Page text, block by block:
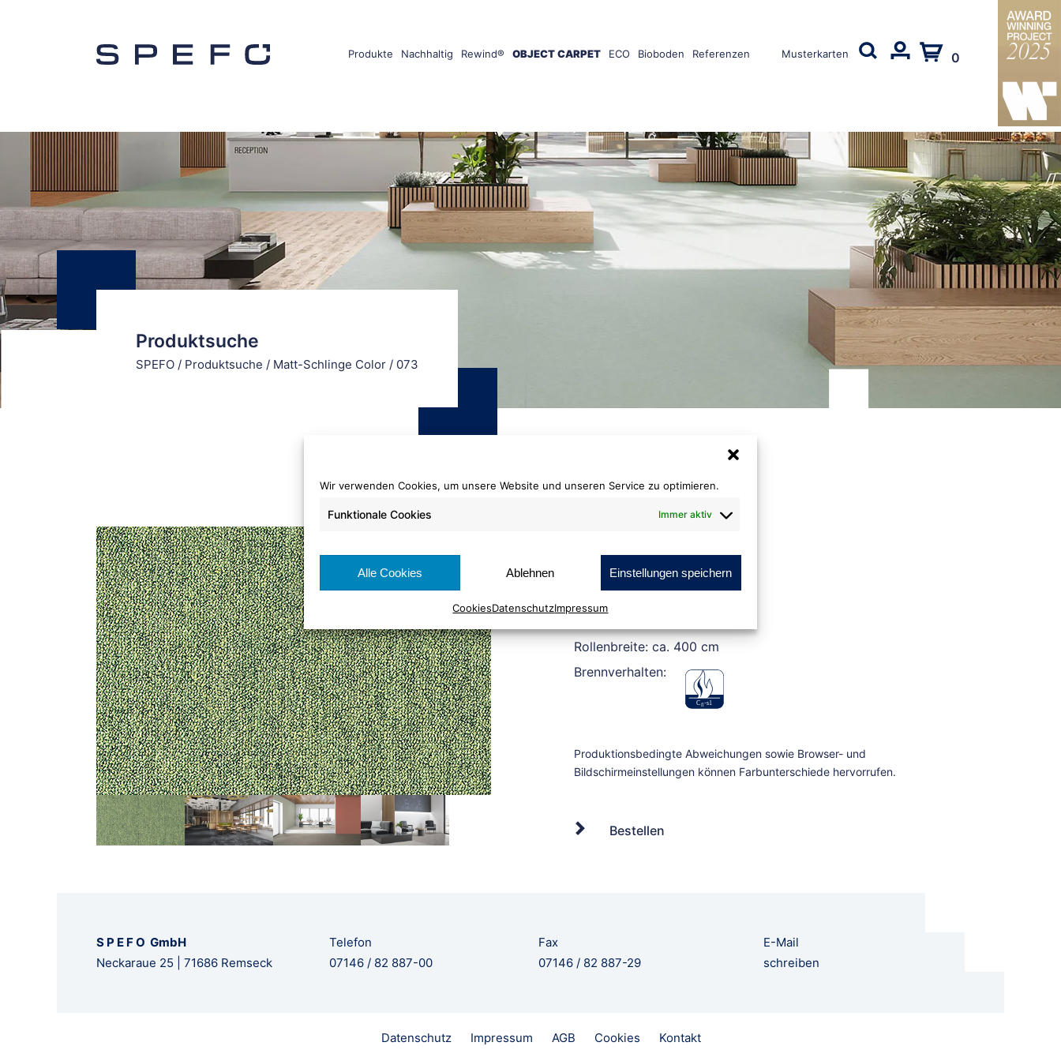
Wir verwenden Cookies, um unsere Website und unseren Service zu optimieren.
Funktionale Cookies Immer aktiv
Alle Cookies Ablehnen Einstellungen speichern
CookiesDatenschutzImpressum
Produkte Nachhaltig Rewind® OBJECT CARPET ECO Bioboden Referenzen Musterkarten 0
Produktsuche
SPEFO / Produktsuche / Matt-Schlinge Color / 073
073
Rollenbreite: ca. 400 cm
Brennverhalten:
Bestellen
S P E F O GmbH
Neckaraue 25 | 71686 Remseck
Telefon
07146 / 82 887-00
Fax
07146 / 82 887-29
E-Mail
schreiben
Datenschutz Impressum AGB Cookies Kontakt